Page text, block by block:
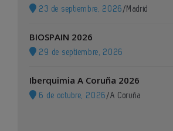
23 de septiembre, 2026 / Madrid
BIOSPAIN 2026
29 de septiembre, 2026
Iberquimia A Coruña 2026
6 de octubre, 2026 /A Coruña